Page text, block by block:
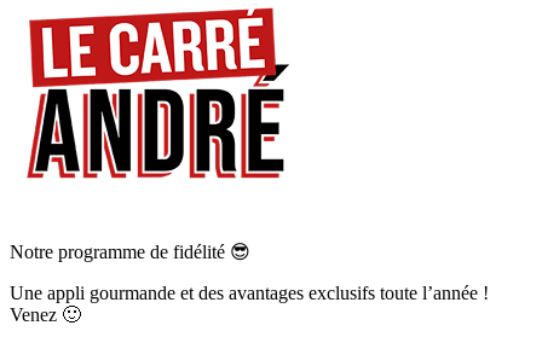
Notre programme de fidélité 😎
Une appli gourmande et des avantages exclusifs toute l’année !
Venez 🙂